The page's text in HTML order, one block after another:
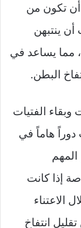
أن تكون من
ينتبهن
مما يساعد في
البطن.
الفتيات
دوراً هاماً في
المهم
إذا كانت
الاعتناء
انتفاخ